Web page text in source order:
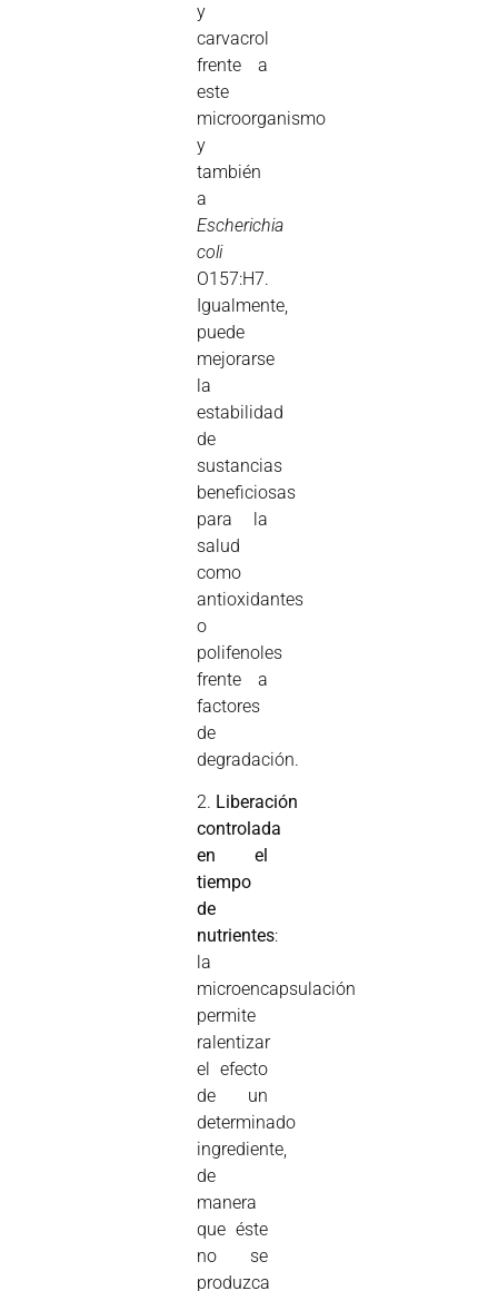
y
carvacrol
frente a
este
microorganismo
y
también
a
Escherichia
coli
O157:H7.
Igualmente,
puede
mejorarse
la
estabilidad
de
sustancias
beneficiosas
para la
salud
como
antioxidantes
o
polifenoles
frente a
factores
de
degradación.
2. Liberación
controlada
en el
tiempo
de
nutrientes:
la
microencapsulación
permite
ralentizar
el efecto
de un
determinado
ingrediente,
de
manera
que éste
no se
produzca